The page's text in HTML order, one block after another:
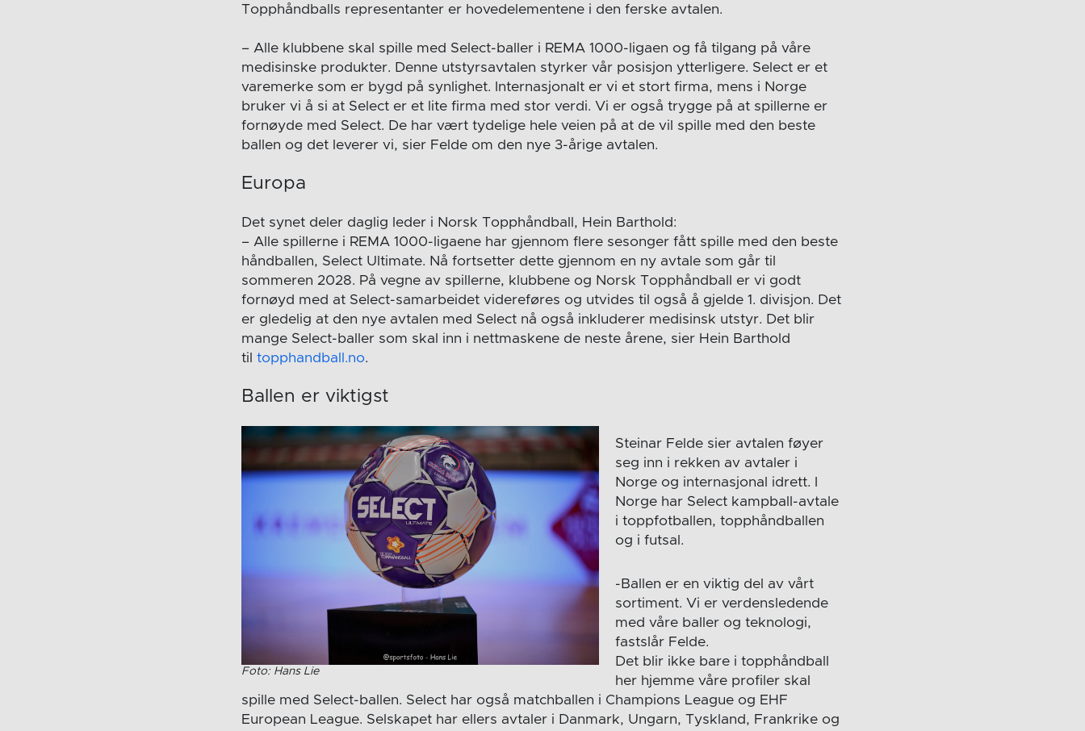
Topphåndballs representanter er hovedelementene i den ferske avtalen.
– Alle klubbene skal spille med Select-baller i REMA 1000-ligaen og få tilgang på våre
medisinske produkter. Denne utstyrsavtalen styrker vår posisjon ytterligere. Select er et
varemerke som er bygd på synlighet. Internasjonalt er vi et stort firma, mens i Norge
bruker vi å si at Select er et lite firma med stor verdi. Vi er også trygge på at spillerne er
fornøyde med Select. De har vært tydelige hele veien på at de vil spille med den beste
ballen og det leverer vi, sier Felde om den nye 3-årige avtalen.
Europa
Det synet deler daglig leder i Norsk Topphåndball, Hein Barthold:
– Alle spillerne i REMA 1000-ligaene har gjennom flere sesonger fått spille med den beste
håndballen, Select Ultimate. Nå fortsetter dette gjennom en ny avtale som går til
sommeren 2028. På vegne av spillerne, klubbene og Norsk Topphåndball er vi godt
fornøyd med at Select-samarbeidet videreføres og utvides til også å gjelde 1. divisjon. Det
er gledelig at den nye avtalen med Select nå også inkluderer medisinsk utstyr. Det blir
mange Select-baller som skal inn i nettmaskene de neste årene, sier Hein Barthold
tiltopphandball.no.
Ballen er viktigst
Foto: Hans Lie
Steinar Felde sier avtalen føyer
seg inn i rekken av avtaler i
Norge og internasjonal idrett. I
Norge har Select kampball-avtale
i toppfotballen, topphåndballen
og i futsal.
-Ballen er en viktig del av vårt
sortiment. Vi er verdensledende
med våre baller og teknologi,
fastslår Felde.
Det blir ikke bare i topphåndball
her hjemme våre profiler skal
spille med Select-ballen. Select har også matchballen i Champions League og EHF
European League. Selskapet har ellers avtaler i Danmark, Ungarn, Tyskland, Frankrike og